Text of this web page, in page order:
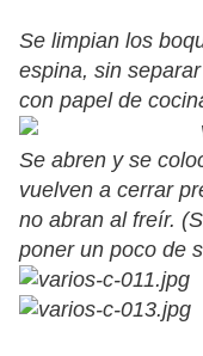
Se limpian los
espina, sin
con papel de
Se abren y se
vuelven a cerrar
no abran al freír.
poner un poco de